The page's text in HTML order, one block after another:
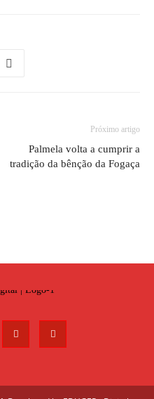
Próximo artigo
Palmela volta a cumprir a
tradição da bênção da Fogaça